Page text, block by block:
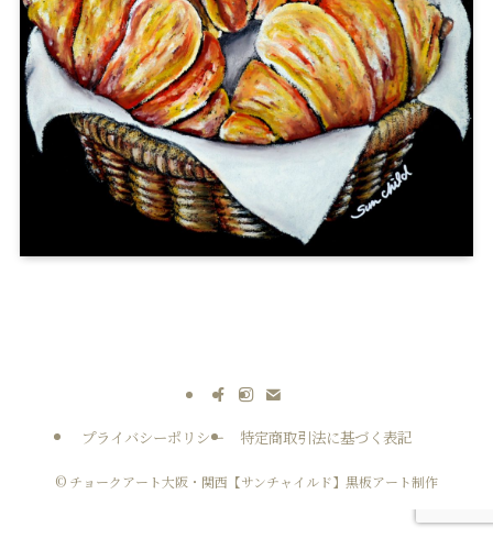
プライバシーポリシー 特定商取引法に基づく表記
© チョークアート大阪・関西【サンチャイルド】黒板アート制作